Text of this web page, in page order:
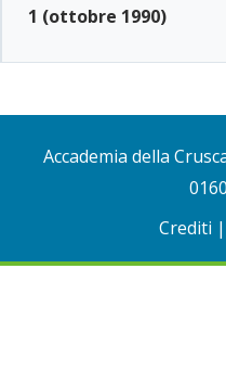
1 (ottobre 1990)
Accademia della
Crediti |